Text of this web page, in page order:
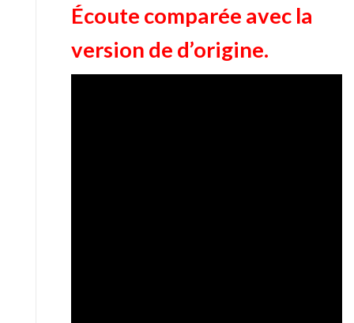
Écoute comparée avec la
version de d’origine.